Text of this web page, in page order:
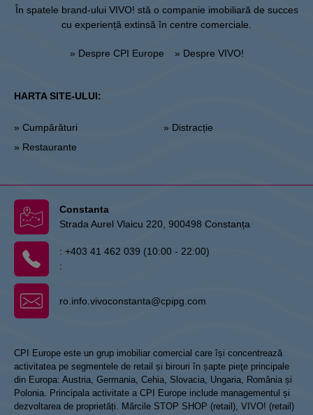
În spatele brand-ului VIVO! stă o companie imobiliară de succes
cu experiență extinsă în centre comerciale.
» Despre CPI Europe » Despre VIVO!
HARTA SITE-ULUI:
» Cumpărături
» Restaurante
» Distracție
Constanta
Strada Aurel Vlaicu 220, 900498 Constanța
: +403 41 462 039 (10:00 - 22:00)
:
ro.info.vivoconstanta@cpipg.com
CPI Europe este un grup imobiliar comercial care își concentrează
activitatea pe segmentele de retail și birouri în șapte pieţe principale
din Europa: Austria, Germania, Cehia, Slovacia, Ungaria, România și
Polonia. Principala activitate a CPI Europe include managementul și
dezvoltarea de proprietăți. Mărcile STOP SHOP (retail), VIVO! (retail)